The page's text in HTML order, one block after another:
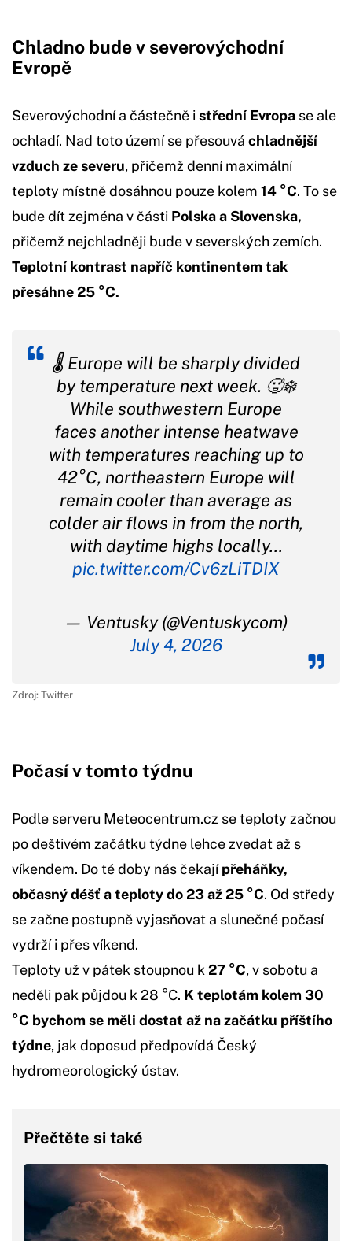
Chladno bude v severovýchodní
Evropě
Severovýchodní a částečně i střední Evropa se ale
ochladí. Nad toto území se přesouvá chladnější
vzduch ze severu, přičemž denní maximální
teploty místně dosáhnou pouze kolem 14 °C. To se
bude dít zejména v části Polska a Slovenska,
přičemž nejchladněji bude v severských zemích.
Teplotní kontrast napříč kontinentem tak
přesáhne 25 °C.
🌡️ Europe will be sharply divided
by temperature next week. 🥵❄️
While southwestern Europe
faces another intense heatwave
with temperatures reaching up to
42°C, northeastern Europe will
remain cooler than average as
colder air flows in from the north,
with daytime highs locally…
pic.twitter.com/Cv6zLiTDIX
— Ventusky (@Ventuskycom)
July 4, 2026
Zdroj: Twitter
Počasí v tomto týdnu
Podle serveru Meteocentrum.cz se teploty začnou
po deštivém začátku týdne lehce zvedat až s
víkendem. Do té doby nás čekajípřeháňky,
občasný déšť a teploty do 23 až 25 °C. Od středy
se začne postupně vyjasňovat a slunečné počasí
vydrží i přes víkend.
Teploty už v pátek stoupnou k 27 °C, v sobotu a
neděli pak půjdou k 28 °C. K teplotám kolem 30
°C bychom se měli dostat až na začátku příštího
týdne, jak doposud předpovídá Český
hydromeorologický ústav.
Přečtěte si také